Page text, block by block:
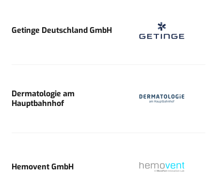
Getinge Deutschland GmbH
Dermatologie am
Hauptbahnhof
Hemovent GmbH